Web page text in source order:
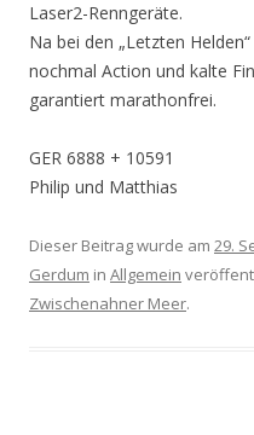
Laser2-Renngeräte.
Na bei den „Letzten
nochmal Action und kalte
garantiert marathonfrei.
GER 6888 + 10591
Philip und Matthias
Dieser Beitrag wurde am 29.
Gerdum in Allgemein
Zwischenahner Meer.